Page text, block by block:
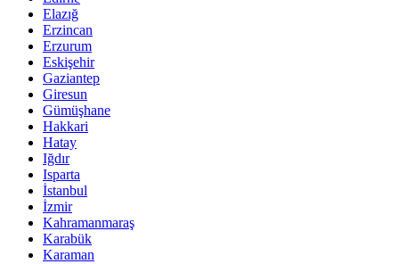
Elazığ
Erzincan
Erzurum
Eskişehir
Gaziantep
Giresun
Gümüşhane
Hakkari
Hatay
Iğdır
Isparta
İstanbul
İzmir
Kahramanmaraş
Karabük
Karaman